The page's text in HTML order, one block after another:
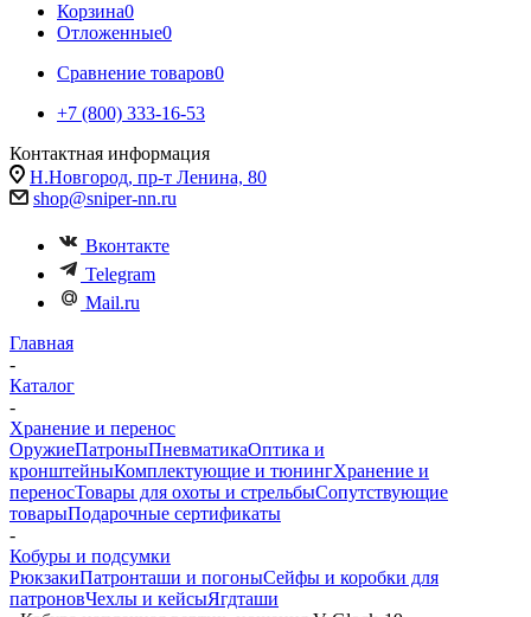
Корзина0
Отложенные0
Сравнение товаров0
+7 (800) 333-16-53
Контактная информация
Н.Новгород, пр-т Ленина, 80
shop@sniper-nn.ru
Вконтакте
Telegram
Mail.ru
Главная
-
Каталог
-
Хранение и перенос
ОружиеПатроныПневматикаОптика и
кронштейныКомплектующие и тюнингХранение и
переносТовары для охоты и стрельбыСопутствующие
товарыПодарочные сертификаты
-
Кобуры и подсумки
РюкзакиПатронташи и погоныСейфы и коробки для
патроновЧехлы и кейсыЯгдташи